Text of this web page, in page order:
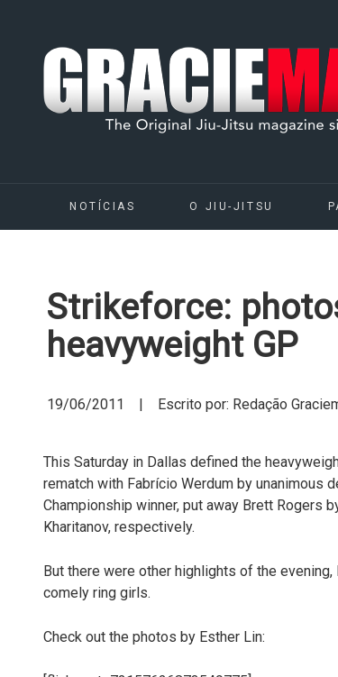
NOTÍCIAS O JIU-JITSU
Strikeforce:
heavyweight GP
19/06/2011 | Escrito por: Redação
This Saturday in Dallas defined the
rematch with Fabrício Werdum by unanimous
Championship winner, put away Brett Rogers
Kharitanov, respectively.
But there were other highlights of the
comely ring girls.
Check out the photos by Esther Lin: